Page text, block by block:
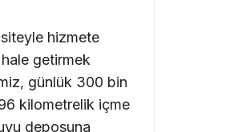
hizmete
getirmek
günlük 300 bin
kilometrelik içme
deposuna